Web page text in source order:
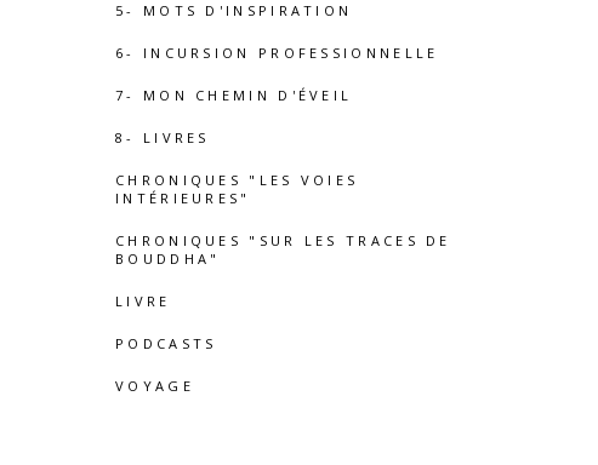
5- MOTS D'INSPIRATION
6- INCURSION PROFESSIONNELLE
7- MON CHEMIN D'ÉVEIL
8- LIVRES
CHRONIQUES "LES VOIES
INTÉRIEURES"
CHRONIQUES "SUR LES TRACES DE
BOUDDHA"
LIVRE
PODCASTS
VOYAGE